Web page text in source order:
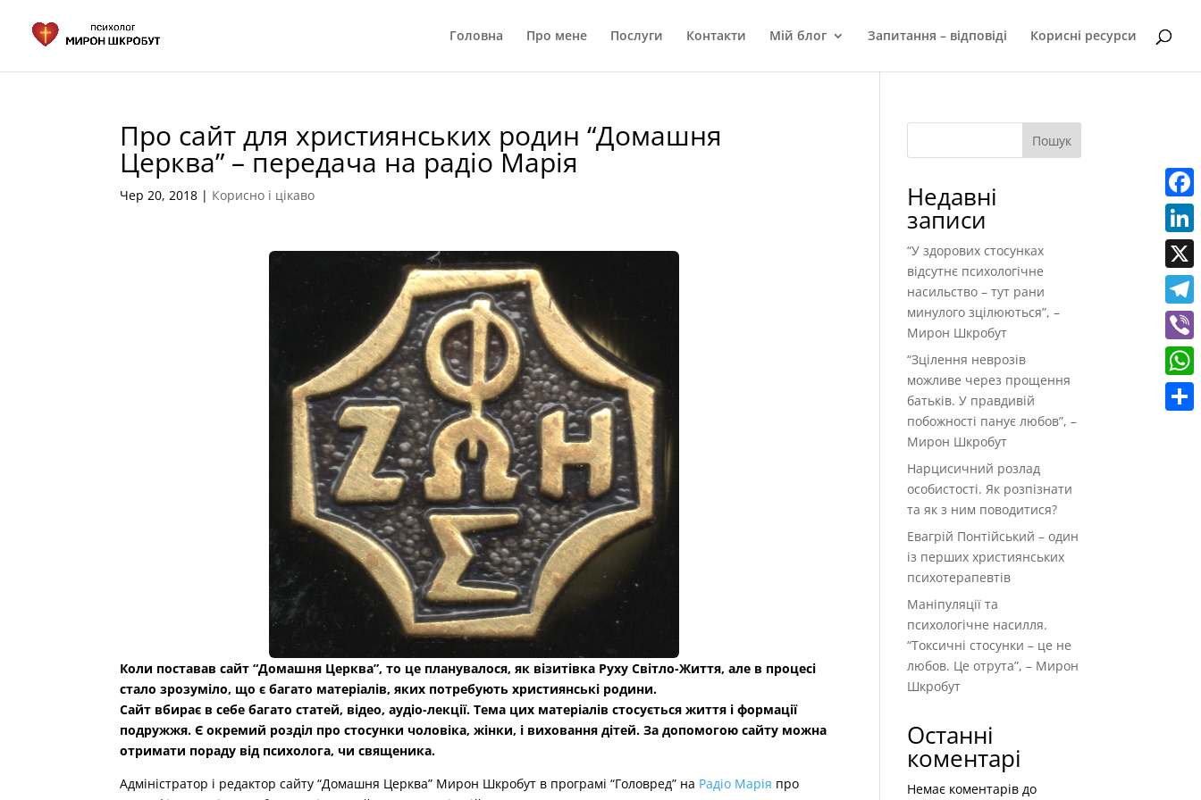
Головна Про мене Послуги Контакти Мій блог Запитання – відповіді Корисні ресурси
Про сайт для християнських родин “Домашня
Церква” – передача на радіо Марія
Чер 20, 2018 | Корисно і цікаво
Коли поставав сайт “Домашня Церква”, то це планувалося, як візитівка Руху Світло-Життя, але в процесі
стало зрозуміло, що є багато матеріалів, яких потребують християнські родини.
Сайт вбирає в себе багато статей, відео, аудіо-лекції. Тема цих матеріалів стосується життя і формації
подружжя. Є окремий розділ про стосунки чоловіка, жінки, і виховання дітей. За допомогою сайту можна
отримати пораду від психолога, чи священика.
Адміністратор і редактор сайту “Домашня Церква” Мирон Шкробут в програмі “Головред” на Радіо Марія про
Пошук
Недавні
записи
“У здорових стосунках
відсутнє психологічне
насильство – тут рани
минулого зцілюються”, –
Мирон Шкробут
“Зцілення неврозів
можливе через прощення
батьків. У правдивій
побожності панує любов”, –
Мирон Шкробут
Нарцисичний розлад
особистості. Як розпізнати
та як з ним поводитися?
Евагрій Понтійський – один
із перших християнських
психотерапевтів
Маніпуляції та
психологічне насилля.
“Токсичні стосунки – це не
любов. Це отрута”, – Мирон
Шкробут
Останні
коментарі
Немає коментарів до
X
Viber